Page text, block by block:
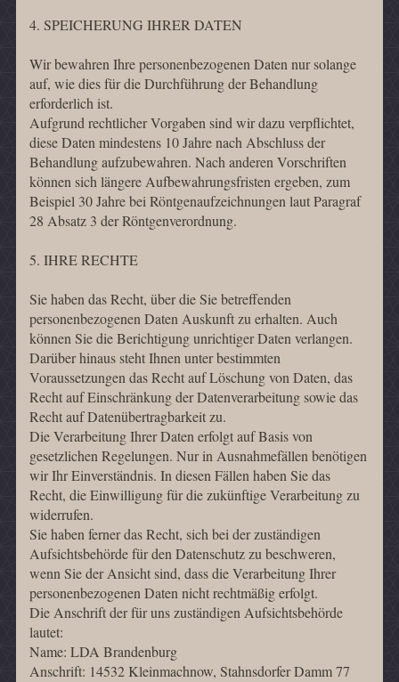
4. SPEICHERUNG IHRER DATEN
Wir bewahren Ihre personenbezogenen Daten nur solange
auf, wie dies für die Durchführung der Behandlung
erforderlich ist.
Aufgrund rechtlicher Vorgaben sind wir dazu verpflichtet,
diese Daten mindestens 10 Jahre nach Abschluss der
Behandlung aufzubewahren. Nach anderen Vorschriften
können sich längere Aufbewahrungsfristen ergeben, zum
Beispiel 30 Jahre bei Röntgenaufzeichnungen laut Paragraf
28 Absatz 3 der Röntgenverordnung.
5. IHRE RECHTE
Sie haben das Recht, über die Sie betreffenden
personenbezogenen Daten Auskunft zu erhalten. Auch
können Sie die Berichtigung unrichtiger Daten verlangen.
Darüber hinaus steht Ihnen unter bestimmten
Voraussetzungen das Recht auf Löschung von Daten, das
Recht auf Einschränkung der Datenverarbeitung sowie das
Recht auf Datenübertragbarkeit zu.
Die Verarbeitung Ihrer Daten erfolgt auf Basis von
gesetzlichen Regelungen. Nur in Ausnahmefällen benötigen
wir Ihr Einverständnis. In diesen Fällen haben Sie das
Recht, die Einwilligung für die zukünftige Verarbeitung zu
widerrufen.
Sie haben ferner das Recht, sich bei der zuständigen
Aufsichtsbehörde für den Datenschutz zu beschweren,
wenn Sie der Ansicht sind, dass die Verarbeitung Ihrer
personenbezogenen Daten nicht rechtmäßig erfolgt.
Die Anschrift der für uns zuständigen Aufsichtsbehörde
lautet:
Name: LDA Brandenburg
Anschrift: 14532 Kleinmachnow, Stahnsdorfer Damm 77